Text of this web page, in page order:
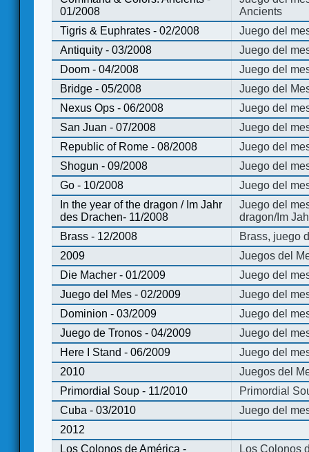
01/2008
Ancients
Tigris & Euphrates - 02/2008
Juego del
Antiquity - 03/2008
Juego del
Doom - 04/2008
Juego del
Bridge - 05/2008
Juego del
Nexus Ops - 06/2008
Juego del
San Juan - 07/2008
Juego del
Republic of Rome - 08/2008
Juego del
Shogun - 09/2008
Juego del
Go - 10/2008
Juego del
In the year of the dragon / Im Jahr
des Drachen- 11/2008
Juego del
dragon/Im
Brass - 12/2008
Brass, juego
2009
Juegos del
Die Macher - 01/2009
Juego del
Juego del Mes - 02/2009
Juego del
Dominion - 03/2009
Juego del
Juego de Tronos - 04/2009
Juego del
Here I Stand - 06/2009
Juego del
2010
Juegos del
Primordial Soup - 11/2010
Primordial
Cuba - 03/2010
Juego del
2012
Los Colonos de América -
Los Colonos